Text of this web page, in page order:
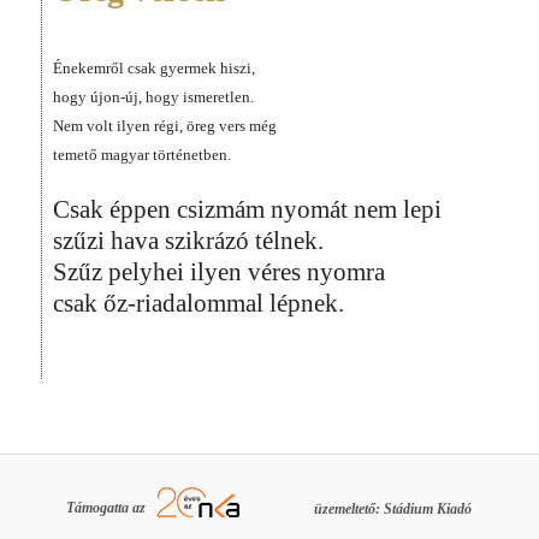
Énekemről csak gyermek hiszi,
hogy újon-új, hogy ismeretlen.
Nem volt ilyen régi, öreg vers még
temető magyar történetben.
Csak éppen csizmám nyomát nem lepi
szűzi hava szikrázó télnek.
Szűz pelyhei ilyen véres nyomra
csak őz-riadalommal lépnek.
Támogatta az üzemeltető: Stádium Kiadó